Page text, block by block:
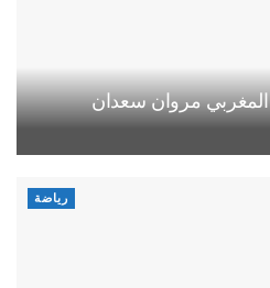
المغربي مروان سعدان
رياضة